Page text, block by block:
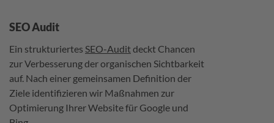
SEO Audit
Ein strukturiertes SEO-Auditdeckt Chancen
zur Verbesserung der organischen Sichtbarkeit
auf. Nach einer gemeinsamen Definition der
Ziele identifizieren wir Maßnahmen zur
Optimierung Ihrer Website für Google und